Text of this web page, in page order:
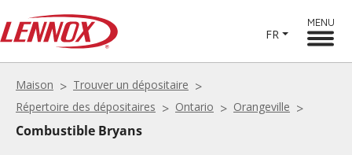
FR
MENU
Maison
Trouver un dépositaire
Répertoire des dépositaires
Ontario Orangeville
Combustible Bryans